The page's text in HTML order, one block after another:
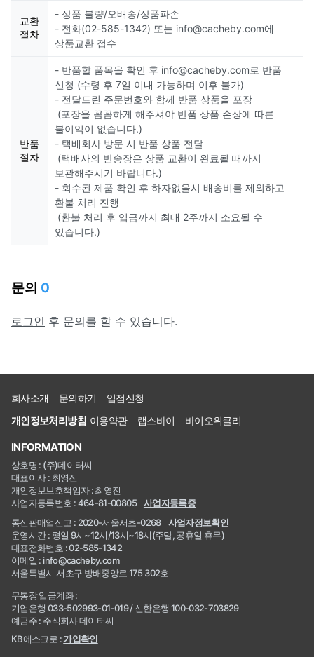
교환
절차
- 상품 불량/오배송/상품파손
- 전화(02-585-1342) 또는 info@cacheby.com에
상품교환 접수
반품
절차
- 반품할 품목을 확인 후 info@cacheby.com로 반품
신청 (수령 후 7일 이내 가능하며 이후 불가)
- 전달드린 주문번호와 함께 반품 상품을 포장
(포장을 꼼꼼하게 해주셔야 반품 상품 손상에 따른
불이익이 없습니다.)
- 택배회사 방문 시 반품 상품 전달
(택배사의 반송장은 상품 교환이 완료될 때까지
보관해주시기 바랍니다.)
- 회수된 제품 확인 후 하자없을시 배송비를 제외하고
환불 처리 진행
(환불 처리 후 입금까지 최대 2주까지 소요될 수
있습니다.)
문의 0
로그인 후 문의를 할 수 있습니다.
회사소개 문의하기
입점신청
개인정보처리방침 이용약관 랩스바이 바이오위클리
INFORMATION
상호명 : (주)데이터씨
대표이사 : 최영진
개인정보보호책임자 : 최영진
사업자등록번호 : 464-81-00805
사업자등록증
통신판매업신고 : 2020-서울서초-0268
사업자정보확인
운영시간 : 평일 9시~12시/13시~18시(주말, 공휴일 휴무)
대표전화번호 : 02-585-1342
이메일 : info@cacheby.com
서울특별시 서초구 방배중앙로 175 302호
무통장 입금계좌 :
기업은행 033-502993-01-019 / 신한은행 100-032-703829
예금주 : 주식회사 데이터씨
KB에스크로 :가입확인